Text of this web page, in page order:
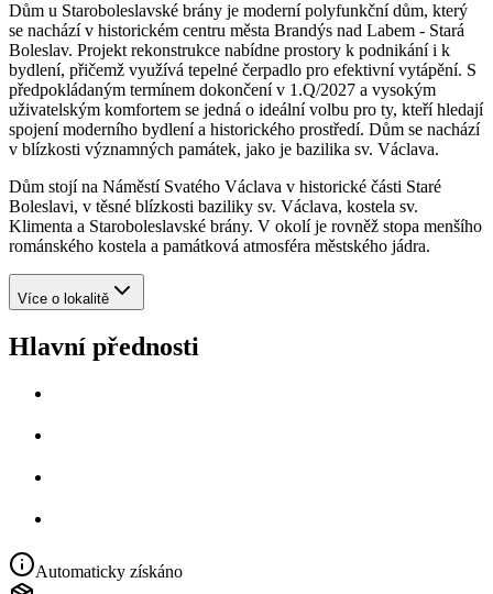
Dům u Staroboleslavské brány je moderní polyfunkční dům, který
se nachází v historickém centru města Brandýs nad Labem - Stará
Boleslav. Projekt rekonstrukce nabídne prostory k podnikání i k
bydlení, přičemž využívá tepelné čerpadlo pro efektivní vytápění. S
předpokládaným termínem dokončení v 1.Q/2027 a vysokým
uživatelským komfortem se jedná o ideální volbu pro ty, kteří hledají
spojení moderního bydlení a historického prostředí. Dům se nachází
v blízkosti významných památek, jako je bazilika sv. Václava.
Dům stojí na Náměstí Svatého Václava v historické části Staré
Boleslavi, v těsné blízkosti baziliky sv. Václava, kostela sv.
Klimenta a Staroboleslavské brány. V okolí je rovněž stopa menšího
románského kostela a památková atmosféra městského jádra.
Více o lokalitě
Hlavní přednosti
Automaticky získáno